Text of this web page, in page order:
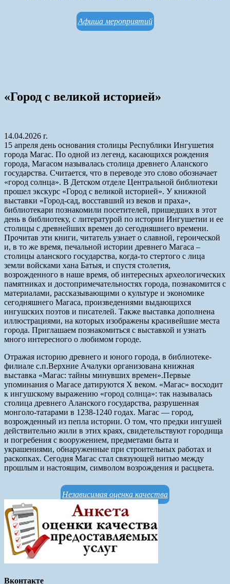
Афиша мероприятий
«Город с великой историей»
14.04.2026 г.
15 апреля день основания столицы Республики Ингушетия
города Магас. По одной из легенд, касающихся рождения
города, Магасом называлась столица древнего Аланского
государства. Считается, что в переводе это слово обозначает
«город солнца». В Детском отделе Центральной библиотеки
прошел экскурс «Город с великой историей». У книжной
выставки «Город-сад, восставший из веков и праха»,
библиотекари познакомили посетителей, пришедших в этот
день в библиотеку, с литературой по истории Ингушетии и ее
столицы с древнейших времен до сегодняшнего времени.
Прочитав эти книги, читатель узнает о славной, героической
и, в то же время, печальной истории древнего Магаса –
столицы аланского государства, когда-то стертого с лица
земли войсками хана Батыя, и спустя столетия,
возрожденного в наше время, об интересных археологических
памятниках и достопримечательностях города, познакомится с
материалами, рассказывающими о культуре и экономике
сегодняшнего Магаса, произведениями выдающихся
ингушских поэтов и писателей. Также выставка дополнена
иллюстрациями, на которых изображены красивейшие места
города. Приглашаем познакомиться с выставкой и узнать
много интересного о любимом городе.
Отражая историю древнего и юного города, в библиотеке-
филиале с.п.Верхние Ачалуки организована книжная
выставка «Магас: тайны минувших времен».Первые
упоминания о Магасе датируются X веком. «Магас» восходит
к ингушскому выражению «город солнца»: так называлась
столица древнего Аланского государства, разрушенная
монголо-татарами в 1238-1240 годах. Магас — город,
возрожденный из пепла истории. О том, что предки ингушей
действительно жили в этих краях, свидетельствуют городища
и погребения с вооружением, предметами быта и
украшениями, обнаруженные при строительных работах и
раскопках. Сегодня Магас стал связующей нитью между
прошлым и настоящим, символом возрождения и расцвета.
Независимая оценка качества
Вконтакте